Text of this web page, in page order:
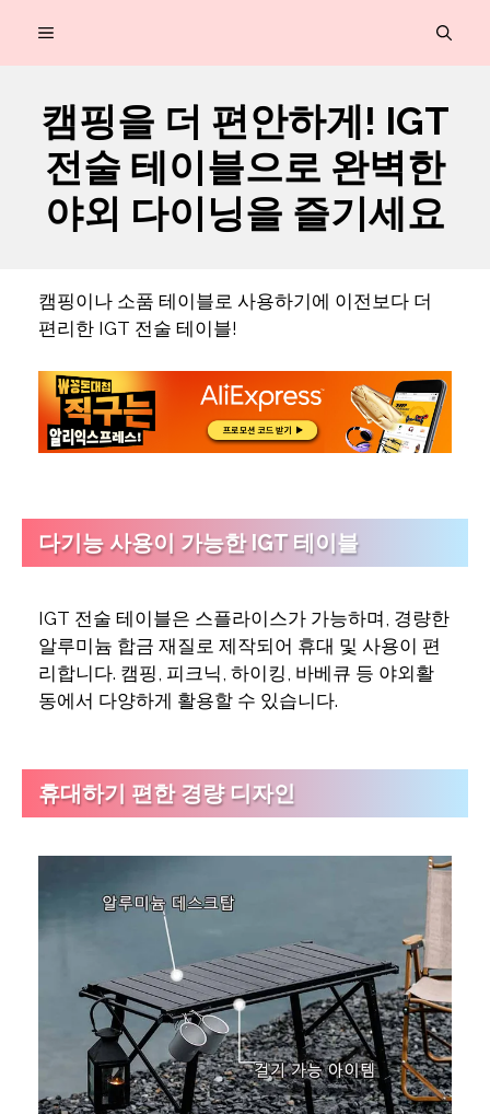
MENU
캠핑을 더 편안하게! IGT
전술 테이블으로 완벽한
야외 다이닝을 즐기세요
캠핑이나 소품 테이블로 사용하기에 이전보다 더
편리한 IGT 전술 테이블!
다기능 사용이 가능한 IGT 테이블
IGT 전술 테이블은 스플라이스가 가능하며, 경량한
알루미늄 합금 재질로 제작되어 휴대 및 사용이 편
리합니다. 캠핑, 피크닉, 하이킹, 바베큐 등 야외활
동에서 다양하게 활용할 수 있습니다.
휴대하기 편한 경량 디자인